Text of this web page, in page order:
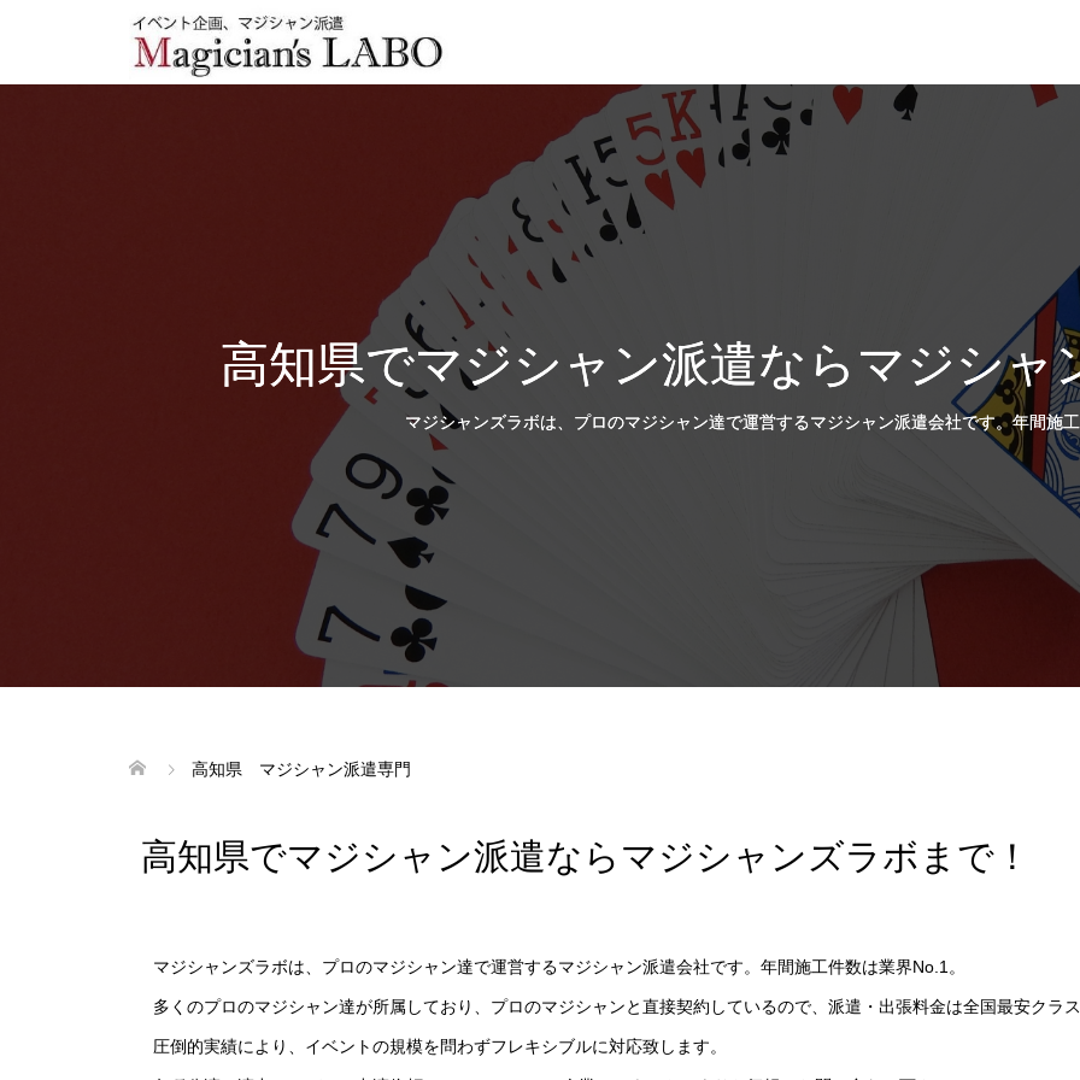
高知県でマジシャン派遣ならマジシャ
マジシャンズラボは、プロのマジシャン達で運営するマジシャン派遣会社です。年間施
高知県 マジシャン派遣専門
高知県でマジシャン派遣ならマジシャンズラボまで！
マジシャンズラボは、プロのマジシャン達で運営するマジシャン派遣会社です。年間施工件数は業界No.1。
多くのプロのマジシャン達が所属しており、プロのマジシャンと直接契約しているので、派遣・出張料金は全国最安クラ
圧倒的実績により、イベントの規模を問わずフレキシブルに対応致します。